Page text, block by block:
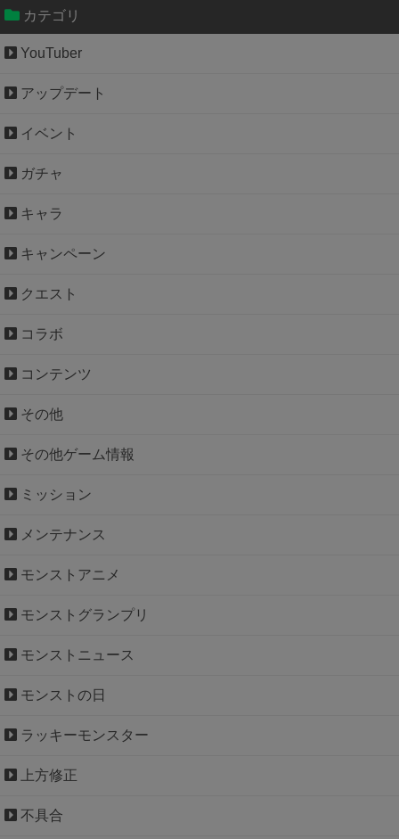
Powered by livedoor 相互RSS
カテゴリ
YouTuber
アップデート
イベント
ガチャ
キャラ
キャンペーン
クエスト
コラボ
コンテンツ
その他
その他ゲーム情報
ミッション
メンテナンス
モンストアニメ
モンストグランプリ
モンストニュース
モンストの日
ラッキーモンスター
上方修正
不具合